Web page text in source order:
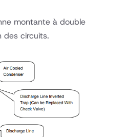
montante à double
des circuits.